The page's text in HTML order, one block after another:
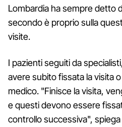
Lombardia ha sempre detto
secondo è proprio sulla
visite.
I pazienti seguiti da
avere subito fissata la visita
medico. "Finisce la visita,
e questi devono essere
controllo successiva",